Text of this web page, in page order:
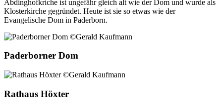
Abdinghofkriche ist ungefähr gleich alt wie der Dom und wurde als
Klosterkirche gegründet. Heute ist sie so etwas wie der
Evangelische Dom in Paderborn.
Paderborner Dom
Rathaus Höxter